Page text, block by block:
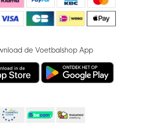
de Voetbalshop App